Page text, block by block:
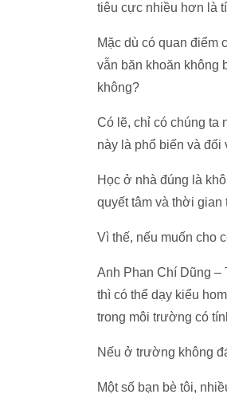
tiêu cực nhiều hơn là
Mặc dù có quan điểm
vẫn băn khoăn không
không?
Có lẽ, chỉ có chúng ta
này là phổ biến và đối
Học ở nhà đúng là
quyết tâm và thời gian
Vì thế, nếu muốn cho
Anh Phan Chí Dũng –
thì có thể dạy kiểu
trong môi trường có
Nếu ở trường không
Một số bạn bè tôi,